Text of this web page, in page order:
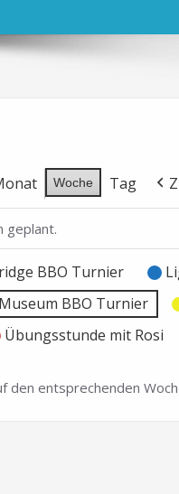
Woche Tag
geplant.
BBO Turnier
BBO Turnier
Übungsstunde mit Rosi
den entsprechenden